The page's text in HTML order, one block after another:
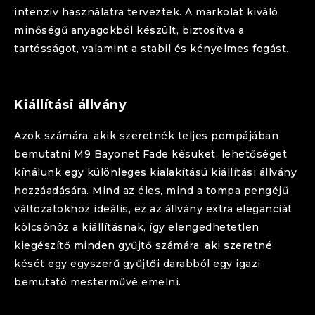
intenzív használatra terveztek. A markolat kiváló
minőségű anyagokból készült, biztosítva a
tartósságot, valamint a stabil és kényelmes fogást.
Kiállítási állvány
Azok számára, akik szeretnék teljes pompájában
bemutatni M9 Bayonet Fade késüket, lehetőséget
kínálunk egy különleges kialakítású kiállítási állvány
hozzáadására. Mind az éles, mind a tompa pengéjű
változatokhoz ideális, ez az állvány extra eleganciát
kölcsönöz a kiállításnak, így elengedhetetlen
kiegészítő minden gyűjtő számára, aki szeretné
kését egy egyszerű gyűjtői darabból egy igazi
bemutató mesterművé emelni.